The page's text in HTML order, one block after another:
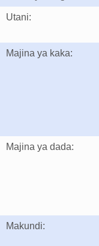
Utani:
Majina ya kaka:
Majina ya dada:
Makundi: